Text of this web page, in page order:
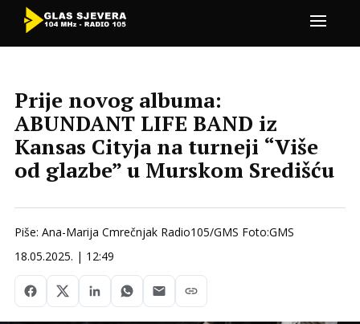
Prije novog albuma:
ABUNDANT LIFE BAND iz
Kansas Cityja na turneji “Više
od glazbe” u Murskom Središću
Piše: Ana-Marija Cmrečnjak Radio105/GMS Foto:GMS
18.05.2025. | 12:49